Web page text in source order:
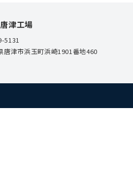
津工場
5131
唐津市浜玉町浜崎1901番地460